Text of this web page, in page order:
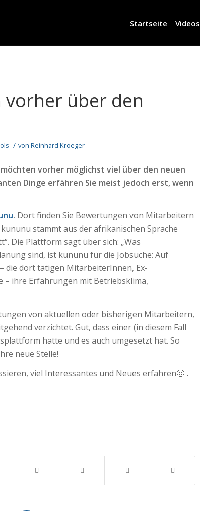
Startseite Videos
vorher über den
/ von Reinhard Kroeger
vorher möglichst viel über den neuen
Dinge erfähren Sie meist jedoch erst, wenn
. Dort finden Sie Bewertungen von Mitarbeitern
stammt aus der afrikanischen Sprache
Die Plattform sagt über sich: „Was
sind, ist kununu für die Jobsuche: Auf
die dort tätigen MitarbeiterInnen, Ex-
– ihre Erfahrungen mit Betriebsklima,
von aktuellen oder bisherigen Mitarbeitern,
verzichtet. Gut, dass einer (in diesem Fall
hatte und es auch umgesetzt hat. So
neue Stelle!
viel Interessantes und Neues erfahren🙂 .